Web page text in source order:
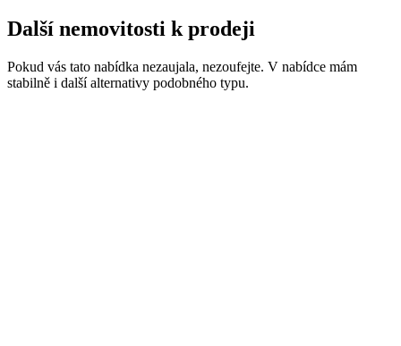
Další nemovitosti k prodeji
Pokud vás tato nabídka nezaujala, nezoufejte. V nabídce mám
stabilně i další alternativy podobného typu.